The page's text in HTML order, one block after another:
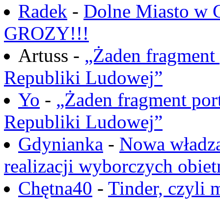
Radek - Dolne Miasto w
GROZY!!!
Artuss - „Żaden
Republiki Ludowej”
Yo - „Żaden fragment
Republiki Ludowej”
Gdynianka - Nowa
realizacji wyborczych
Chętna40 - Tinder, czyli